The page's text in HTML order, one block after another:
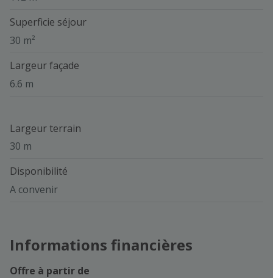
Superficie séjour
30 m²
Largeur façade
6.6 m
Largeur terrain
30 m
Disponibilité
A convenir
Informations financières
Offre à partir de